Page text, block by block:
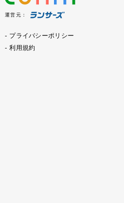
運営元：
プライバシーポリシー
利用規約